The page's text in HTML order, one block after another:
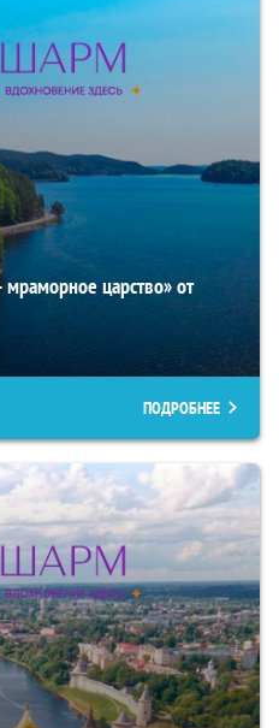
царство» от
ПОДРОБНЕЕ